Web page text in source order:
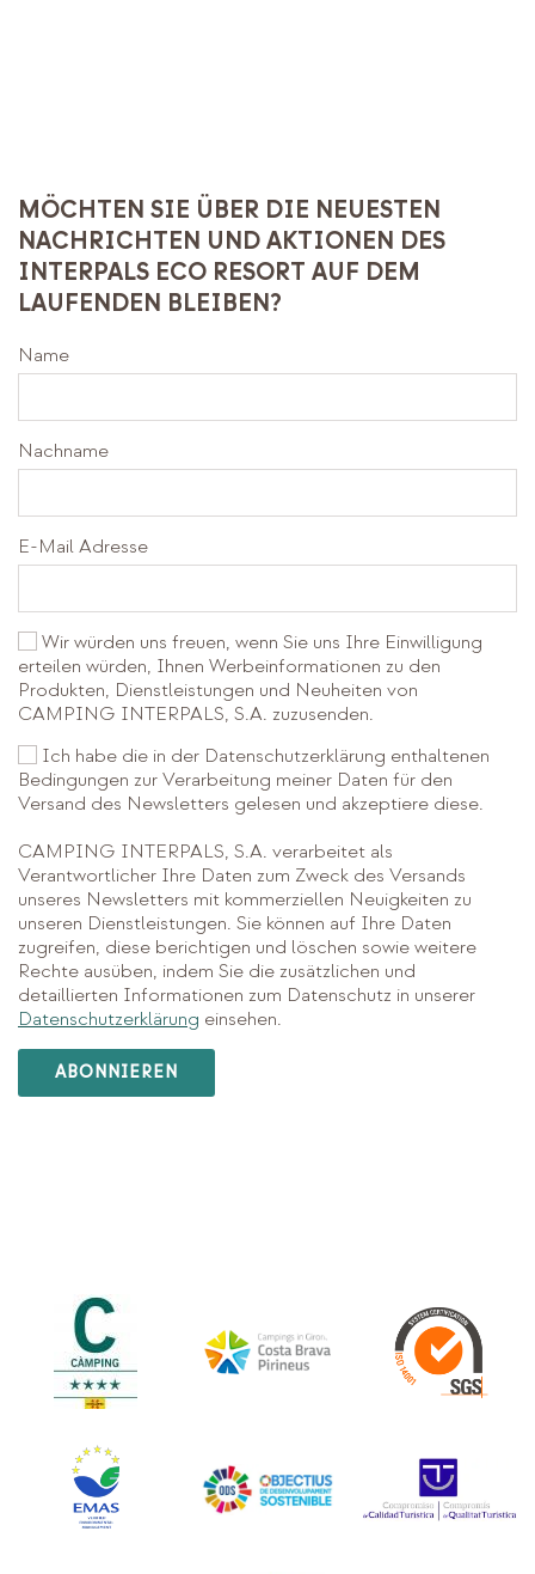
MÖCHTEN SIE ÜBER DIE NEUESTEN
NACHRICHTEN UND AKTIONEN DES
INTERPALS ECO RESORT AUF DEM
LAUFENDEN BLEIBEN?
Name
Nachname
E-Mail Adresse
Wir würden uns freuen, wenn Sie uns Ihre Einwilligung
erteilen würden, Ihnen Werbeinformationen zu den
Produkten, Dienstleistungen und Neuheiten von
CAMPING INTERPALS, S.A. zuzusenden.
Ich habe die in der Datenschutzerklärung enthaltenen
Bedingungen zur Verarbeitung meiner Daten für den
Versand des Newsletters gelesen und akzeptiere diese.
CAMPING INTERPALS, S.A. verarbeitet als
Verantwortlicher Ihre Daten zum Zweck des Versands
unseres Newsletters mit kommerziellen Neuigkeiten zu
unseren Dienstleistungen. Sie können auf Ihre Daten
zugreifen, diese berichtigen und löschen sowie weitere
Rechte ausüben, indem Sie die zusätzlichen und
detaillierten Informationen zum Datenschutz in unserer
Datenschutzerklärung einsehen.
ABONNIEREN